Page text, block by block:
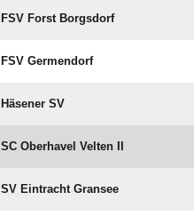
FSV Forst Borgsdorf
FSV Germendorf
Häsener SV
SC Oberhavel Velten II
SV Eintracht Gransee